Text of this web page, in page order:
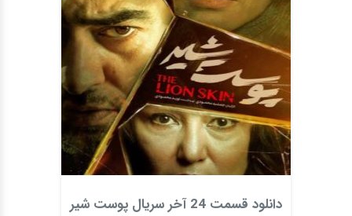
دانلود قسمت 24 آخر سریال پوست شیر